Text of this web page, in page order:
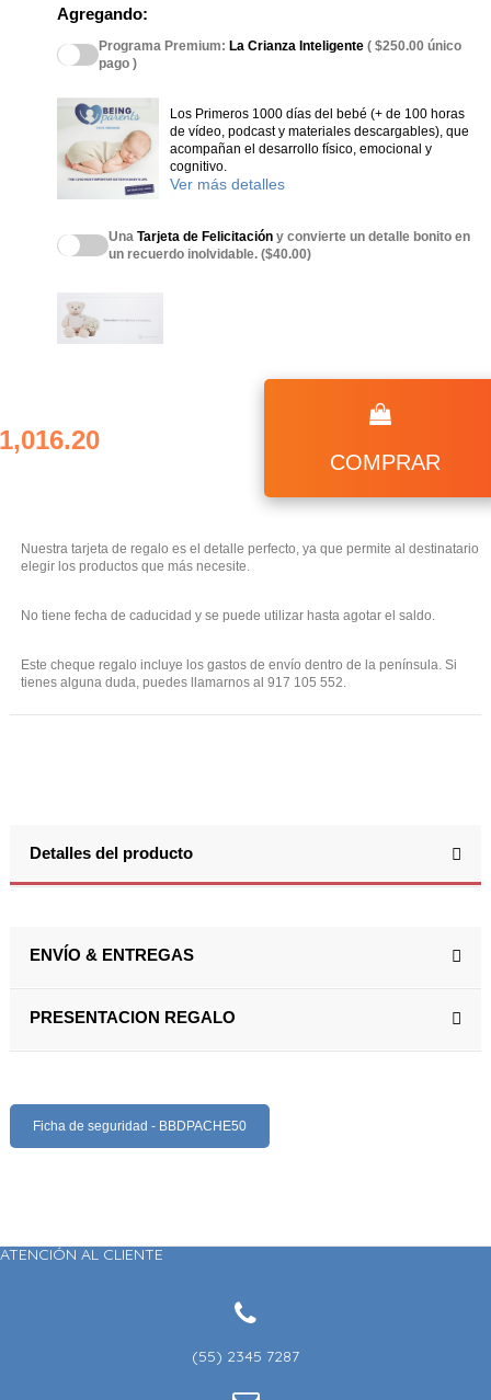
Agregando:
Programa Premium: La Crianza Inteligente ( $250.00 único
pago )
Los Primeros 1000 días del bebé (+ de 100 horas
de vídeo, podcast y materiales descargables), que
acompañan el desarrollo físico, emocional y
cognitivo.
Ver más detalles
UnaTarjeta de Felicitación y convierte un detalle bonito en
un recuerdo inolvidable. ($40.00)
COMPRAR
Nuestra tarjeta de regalo es el detalle perfecto, ya que permite al destinatario
elegir los productos que más necesite.
No tiene fecha de caducidad y se puede utilizar hasta agotar el saldo.
Este cheque regalo incluye los gastos de envío dentro de la península. Si
tienes alguna duda, puedes llamarnos al 917 105 552.
Detalles del producto
ENVÍO & ENTREGAS
PRESENTACION REGALO
Ficha de seguridad - BBDPACHE50
ATENCIÓN AL CLIENTE
(55) 2345 7287